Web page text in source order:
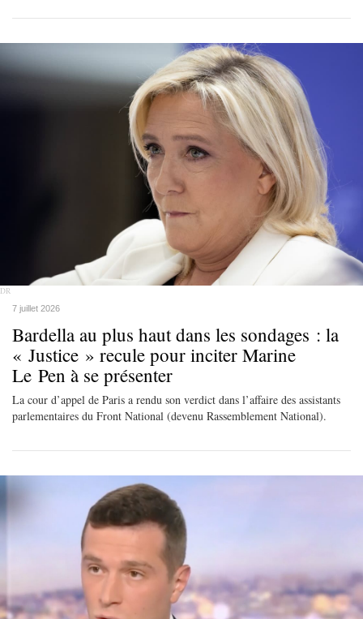
DR
7 juillet 2026
Bardella au plus haut dans les sondages : la
« Justice » recule pour inciter Marine
Le Pen à se présenter
La cour d’appel de Paris a rendu son verdict dans l’affaire des assistants
parlementaires du Front National (devenu Rassemblement National).